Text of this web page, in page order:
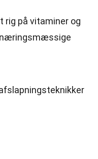
rig på vitaminer og